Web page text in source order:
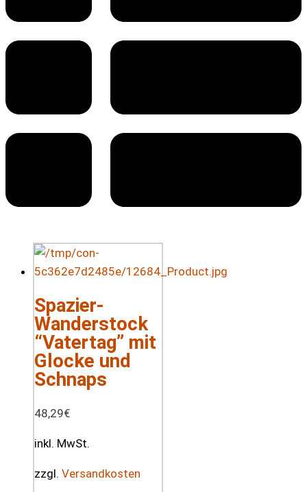
Spazier-
Wanderstock
“Vatertag” mit
Glocke und
Schnaps
48,29€
inkl. MwSt.
zzgl. Versandkosten